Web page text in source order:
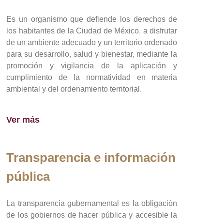
Es un organismo que defiende los derechos de
los habitantes de la Ciudad de México, a disfrutar
de un ambiente adecuado y un territorio ordenado
para su desarrollo, salud y bienestar, mediante la
promoción y vigilancia de la aplicación y
cumplimiento de la normatividad en materia
ambiental y del ordenamiento territorial.
Ver más
Transparencia e información
pública
La transparencia gubernamental es la obligación
de los gobiernos de hacer pública y accesible la